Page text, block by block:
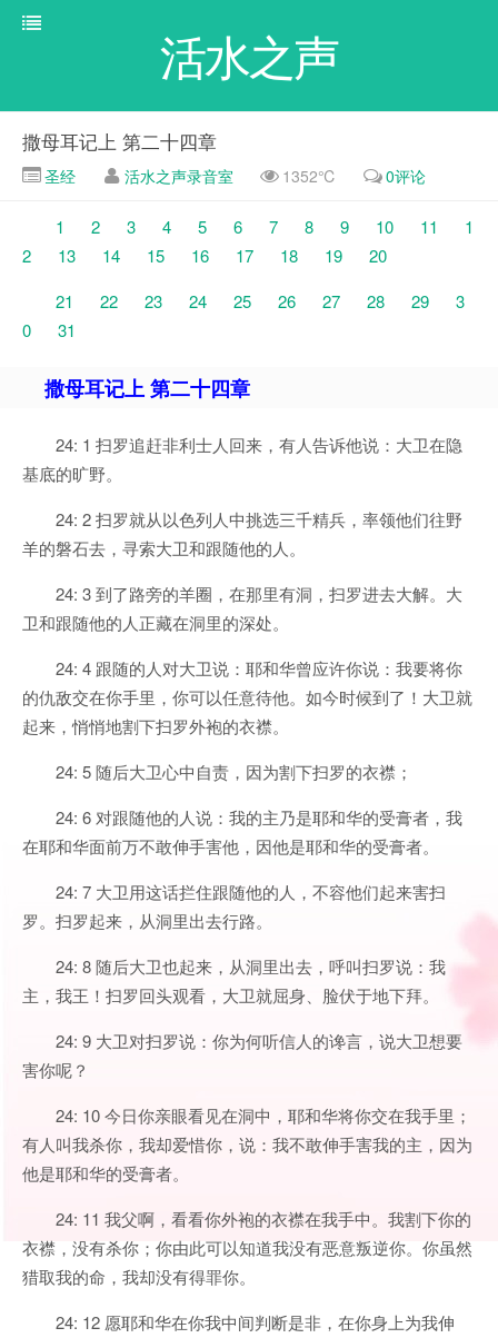
活水之声
撒母耳记上 第二十四章
圣经 活水之声录音室 1352℃ 0评论
1 2 3 4 5 6 7 8 9 10 11
1
2
13 14 15 16 17 18 19
20
21
22 23 24 25 26 27 28 29
3
0
31
撒母耳记上 第二十四章
24: 1 扫罗追赶非利士人回来，有人告诉他说：大卫在隐
基底的旷野。
24: 2 扫罗就从以色列人中挑选三千精兵，率领他们往野
羊的磐石去，寻索大卫和跟随他的人。
24: 3 到了路旁的羊圈，在那里有洞，扫罗进去大解。大
卫和跟随他的人正藏在洞里的深处。
24: 4 跟随的人对大卫说：耶和华曾应许你说：我要将你
的仇敌交在你手里，你可以任意待他。如今时候到了！大卫就
起来，悄悄地割下扫罗外袍的衣襟。
24: 5 随后大卫心中自责，因为割下扫罗的衣襟；
24: 6 对跟随他的人说：我的主乃是耶和华的受膏者，我
在耶和华面前万不敢伸手害他，因他是耶和华的受膏者。
24: 7 大卫用这话拦住跟随他的人，不容他们起来害扫
罗。扫罗起来，从洞里出去行路。
24: 8 随后大卫也起来，从洞里出去，呼叫扫罗说：我
主，我王！扫罗回头观看，大卫就屈身、脸伏于地下拜。
24: 9 大卫对扫罗说：你为何听信人的谗言，说大卫想要
害你呢？
24: 10 今日你亲眼看见在洞中，耶和华将你交在我手里；
有人叫我杀你，我却爱惜你，说：我不敢伸手害我的主，因为
他是耶和华的受膏者。
24: 11 我父啊，看看你外袍的衣襟在我手中。我割下你的
衣襟，没有杀你；你由此可以知道我没有恶意叛逆你。你虽然
猎取我的命，我却没有得罪你。
24: 12 愿耶和华在你我中间判断是非，在你身上为我伸